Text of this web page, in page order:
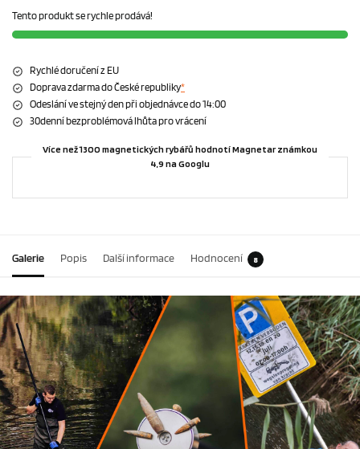
Tento produkt se rychle prodává!
Rychlé doručení z EU
Doprava zdarma do České republiky*
Odeslání ve stejný den při objednávce do 14:00
30denní bezproblémová lhůta pro vrácení
Více než 1300 magnetických rybářů hodnotí Magnetar známkou
4,9 na Googlu
Galerie Popis Další informace Hodnocení 8